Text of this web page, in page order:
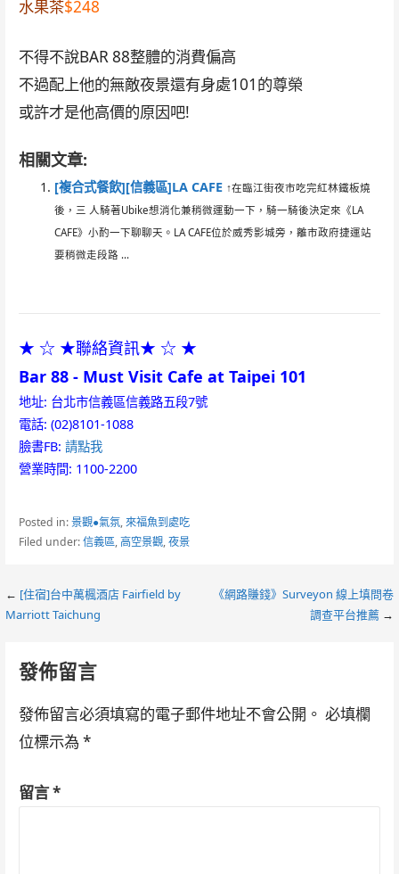
水果茶$248
不得不說BAR 88整體的消費偏高
不過配上他的無敵夜景還有身處101的尊榮
或許才是他高價的原因吧!
相關文章:
[複合式餐飲][信義區]LA CAFE ↑在臨江街夜市吃完紅林鐵板燒
後，三 人騎著Ubike想消化兼稍微運動一下，騎一騎後決定來《LA
CAFE》小酌一下聊聊天。LA CAFE位於威秀影城旁，離市政府捷運站
要稍微走段路 ...
★ ☆ ★聯絡資訊★ ☆ ★
Bar 88 - Must Visit Cafe at Taipei 101
地址: 台北市信義區信義路五段7號
電話: (02)8101-1088
臉書FB: 請點我
營業時間: 1100-2200
Posted in:景觀●氣氛,來福魚到處吃
Filed under:信義區,高空景觀,夜景
Post
← [住宿]台中萬楓酒店 Fairfield by
Marriott Taichung
《網路賺錢》Surveyon 線上填問卷
調查平台推薦→
發佈留言
發佈留言必須填寫的電子郵件地址不會公開。 必填欄
位標示為 *
留言*